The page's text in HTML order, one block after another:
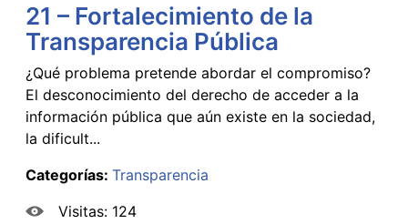
21 – Fortalecimiento de la
Transparencia Pública
¿Qué problema pretende abordar el compromiso?
El desconocimiento del derecho de acceder a la
información pública que aún existe en la sociedad,
la dificult...
Categorías: Transparencia
Visitas: 124